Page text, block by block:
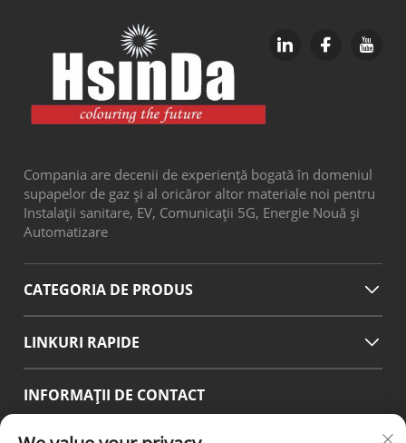
Compania are decenii de experiență bogată în domeniul
supapelor de gaz și al oricăror altor materiale noi pentru
Instalații sanitare, EV, Comunicații 5G, Energie Nouă și
Automatizare
CATEGORIA DE PRODUS
LINKURI RAPIDE
INFORMAȚII DE CONTACT
Office add : No.38 Huagang Road ,South Area of chengdu